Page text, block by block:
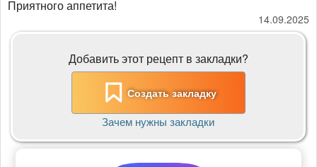
Приятного аппетита!
14.09.2025
Добавить этот рецепт в закладки?
Создать закладку
Зачем нужны закладки